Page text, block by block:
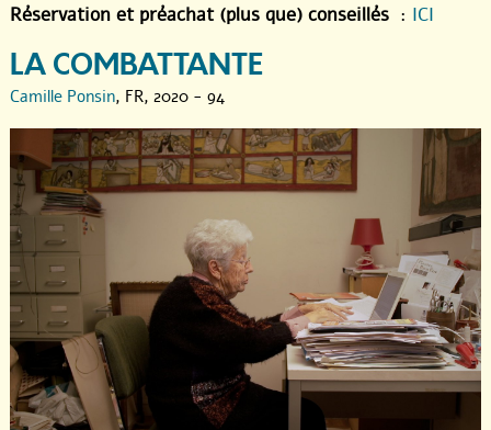
Réservation et préachat (plus que) conseillés : ICI
LA COMBATTANTE
Camille Ponsin, FR, 2020 - 94